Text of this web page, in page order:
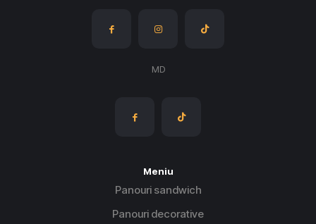
MD
Meniu
Panouri sandwich
Panouri decorative